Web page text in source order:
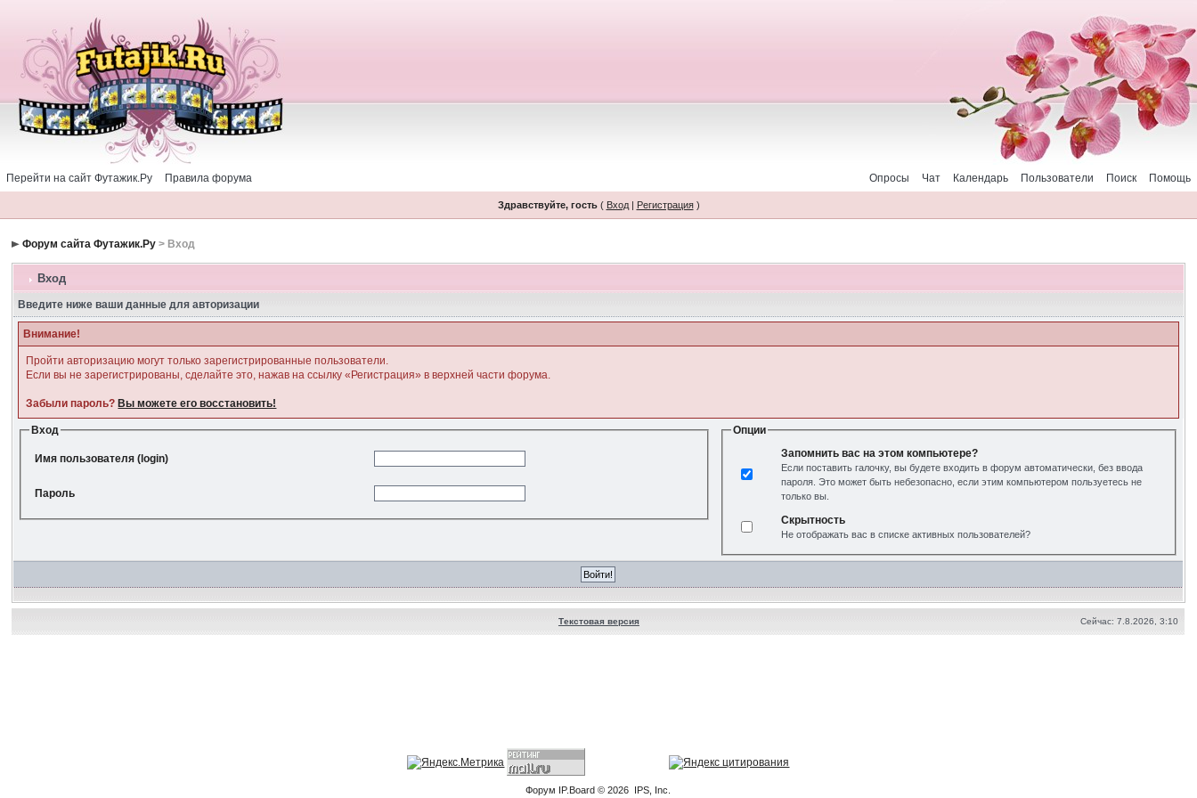
Перейти на сайт Футажик.Ру Правила форума Помощь
Поиск
Пользователи
Календарь
Чат
Опросы
Здравствуйте, гость( Вход| Регистрация)
Форум сайта Футажик.Ру > Вход
Вход
Введите ниже ваши данные для авторизации
Внимание!
Пройти авторизацию могут только зарегистрированные пользователи.
Если вы не зарегистрированы, сделайте это, нажав на ссылку «Регистрация» в верхней части форума.
Забыли пароль? Вы можете его восстановить!
Вход
Имя пользователя (login)
Пароль
Опции
Запомнить вас на этом компьютере?
Если поставить галочку, вы будете входить в форум автоматически, без ввода
пароля. Это может быть небезопасно, если этим компьютером пользуетесь не
только вы.
Скрытность
Не отображать вас в списке активных пользователей?
Текстовая версия Сейчас: 7.8.2026, 3:10
Форум IP.Board © 2026 IPS, Inc